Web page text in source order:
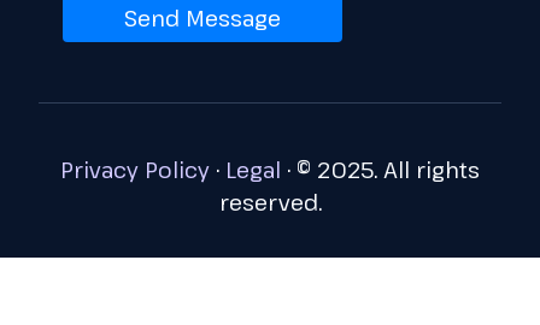
Send Message
Privacy Policy · Legal · © 2025. All rights
reserved.